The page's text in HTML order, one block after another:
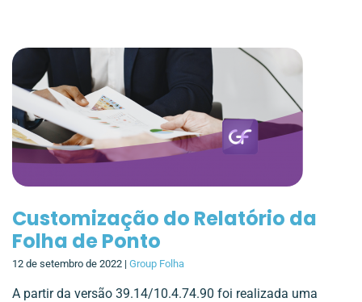
Customização do Relatório da
Folha de Ponto
12 de setembro de 2022 | Group Folha
A partir da versão 39.14/10.4.74.90 foi realizada uma